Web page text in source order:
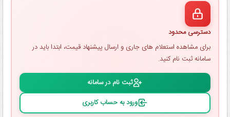
دسترسی محدود
برای مشاهده استعلام ‌های جاری و ارسال پیشنهاد قیمت، ابتدا باید در
سامانه ثبت ‌نام کنید.
ثبت ‌نام در سامانه
ورود به حساب کاربری